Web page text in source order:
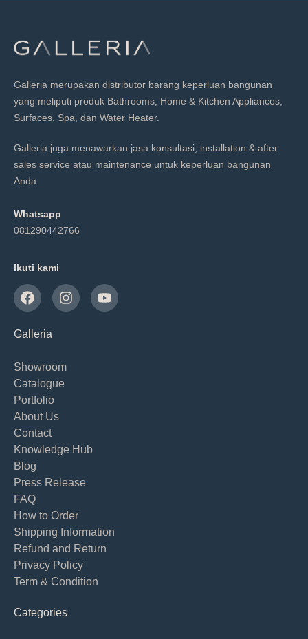
Galleria merupakan distributor barang keperluan bangunan
yang meliputi produk Bathrooms, Home & Kitchen Appliances,
Surfaces, Spa, dan Water Heater.
Galleria juga menawarkan jasa konsultasi, installation & after
sales service atau maintenance untuk keperluan bangunan
Anda.
Whatsapp
081290442766
Ikuti kami
Galleria
Showroom
Catalogue
Portfolio
About Us
Contact
Knowledge Hub
Blog
Press Release
FAQ
How to Order
Shipping Information
Refund and Return
Privacy Policy
Term & Condition
Categories